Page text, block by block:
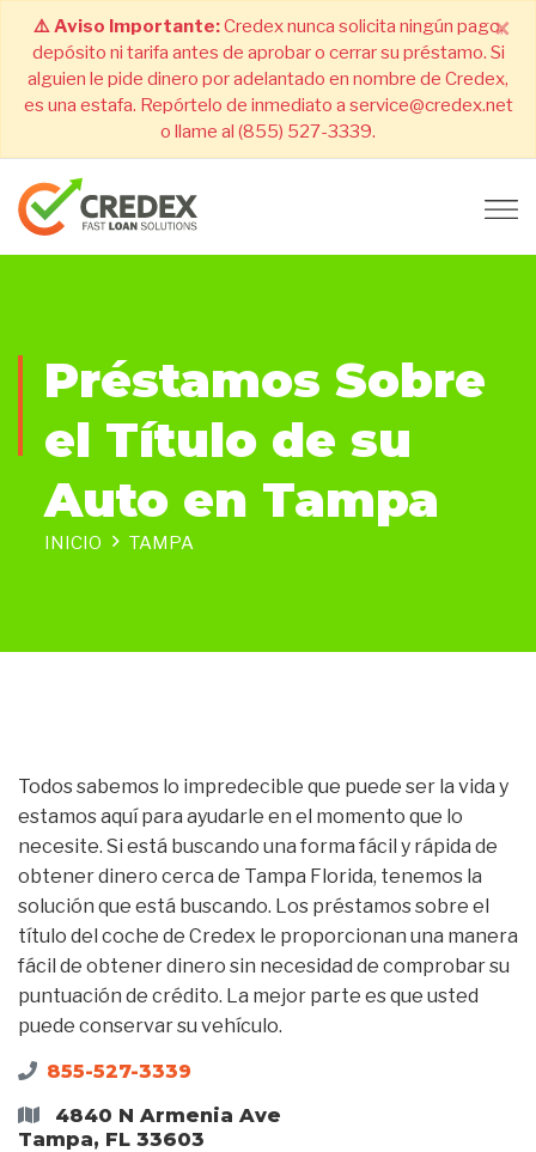
×
⚠️ Aviso Importante:Credex nunca solicita ningún pago,
depósito ni tarifa antes de aprobar o cerrar su préstamo. Si
alguien le pide dinero por adelantado en nombre de Credex,
es una estafa. Repórtelo de inmediato a service@credex.net
o llame al (855) 527-3339.
Préstamos Sobre
el Título de su
Auto en Tampa
INICIO TAMPA
Todos sabemos lo impredecible que puede ser la vida y
estamos aquí para ayudarle en el momento que lo
necesite. Si está buscando una forma fácil y rápida de
obtener dinero cerca de Tampa Florida, tenemos la
solución que está buscando. Los préstamos sobre el
título del coche de Credex le proporcionan una manera
fácil de obtener dinero sin necesidad de comprobar su
puntuación de crédito. La mejor parte es que usted
puede conservar su vehículo.
855-527-3339
4840 N Armenia Ave
Tampa, FL 33603